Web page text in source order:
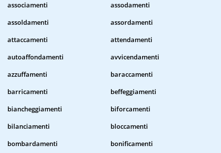
associamenti
assodamenti
assoldamenti
assordamenti
attaccamenti
attendamenti
autoaffondamenti
avvicendamenti
azzuffamenti
baraccamenti
barricamenti
beffeggiamenti
biancheggiamenti
biforcamenti
bilanciamenti
bloccamenti
bombardamenti
bonificamenti